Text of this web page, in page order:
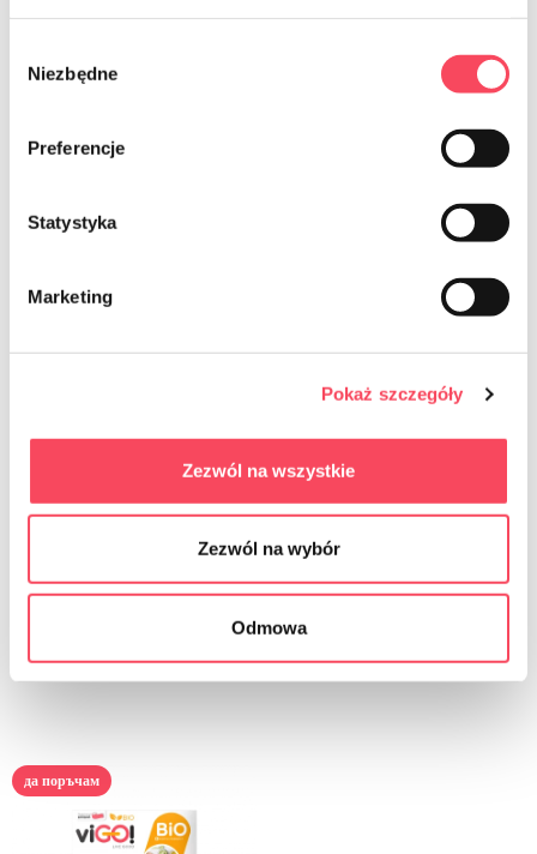
zgody
Niezbędne
Preferencje
Statystyka
Marketing
Pokaż szczegóły
Zezwól na wszystkie
Zezwól na wybór
Odmowa
viGO! Фолио Premium Food с
8,39 złbrutto
-
viGO! Фолио Premium Food 50м
7521220
viGO! Фолио Premium Food 20м
7,19 złbrutto
- +
7525610
viGO! Хранително фолио 10м
9,59 złbrutto
- +
да поръчам